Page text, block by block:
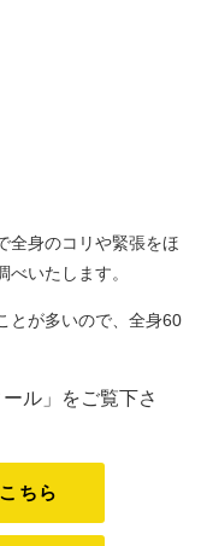
全身のコリや緊張をほ
べいたします。
とが多いので、全身60
ル」
をご覧下さ
ちら